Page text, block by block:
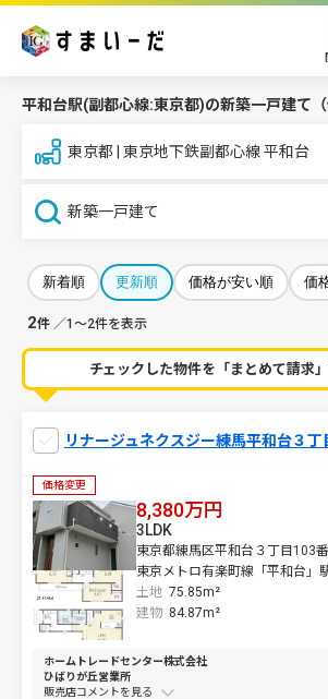
平和台駅(副都心線:東京都)の新築一戸建て（
東京都 | 東京地下鉄副都心線 平和台
新築一戸建て
新着順 更新順 価格が安い順 価
2件 ／1～2件を表示
チェックした物件を「まとめて請求」
リナージュネクスジー練馬平和台３
価格変更
8,380万円
東京都練馬区平和台３丁目103
東京メトロ有楽町線「平和台」
土地 75.85m²
3LDK
建物 84.87m²
ホームトレードセンター株式会社
ひばりが丘営業所
販売店コメントを